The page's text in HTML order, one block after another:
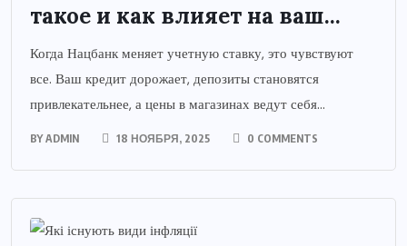
такое и как влияет на ваш...
Когда Нацбанк меняет учетную ставку, это чувствуют
все. Ваш кредит дорожает, депозиты становятся
привлекательнее, а цены в магазинах ведут себя...
BYADMIN 18 НОЯБРЯ, 2025 0 COMMENTS